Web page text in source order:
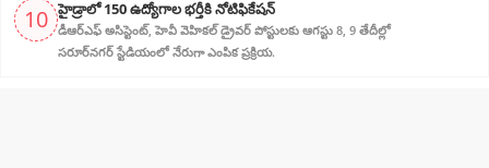
10 హైడ్రాలో 150 ఉద్యోగాల భర్తీకి నోటిఫికేషన్
డీఆర్‌ఎఫ్ అసిస్టెంట్, హెవీ వెహికల్ డ్రైవర్ పోస్టులకు ఆగస్టు 8, 9 తేదీల్లో
సరూర్‌నగర్ స్టేడియంలో నేరుగా ఎంపిక ప్రక్రియ.